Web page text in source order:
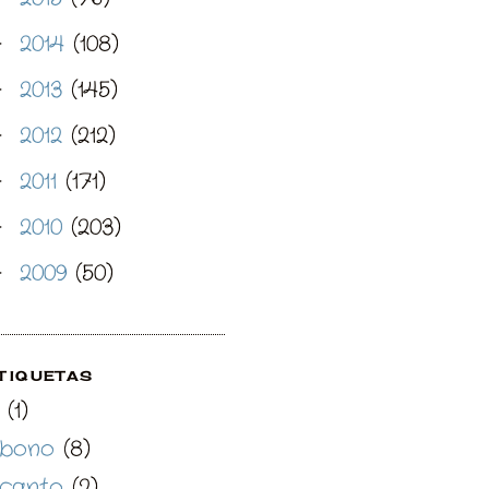
2014 (108)
2013 (145)
2012 (212)
2011 (171)
2010 (203)
2009 (50)
(1)
(8)